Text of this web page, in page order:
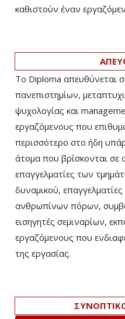
καθιστούν έναν
Το Diploma απευθύνεται
πανεπιστημίων,
ψυχολογίας και
εργαζόμενους που
περισσότερο στο ήδη
άτομα που βρίσκονται σε
επαγγελματίες των
δυναμικού, επαγγελματίες
ανθρωπίνων πόρων,
εισηγητές σεμιναρίων,
εργαζόμενους που
της εργασίας.